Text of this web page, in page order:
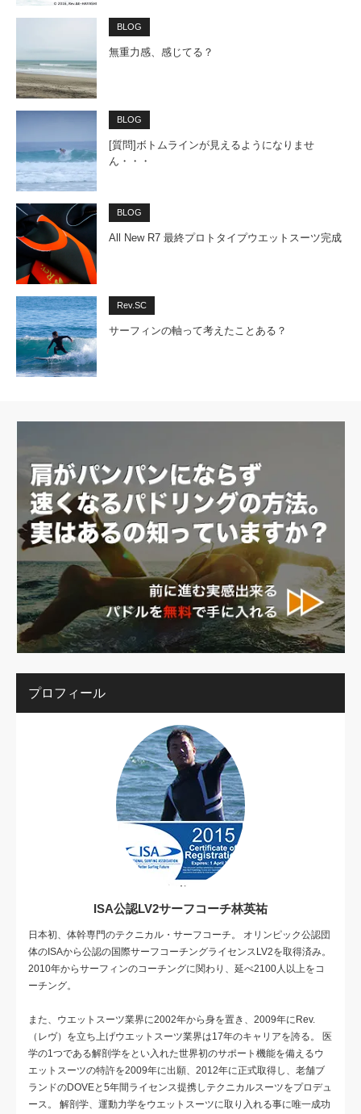
BLOG
無重力感、感じてる？
BLOG
[質問]ボトムラインが見えるようになりませ
ん・・・
BLOG
All New R7 最終プロトタイプウエットスーツ完成
Rev.SC
サーフィンの軸って考えたことある？
プロフィール
ISA公認LV2サーフコーチ林英祐
日本初、体幹専門のテクニカル・サーフコーチ。 オリンピック公認団
体のISAから公認の国際サーフコーチングライセンスLV2を取得済み。
2010年からサーフィンのコーチングに関わり、延べ2100人以上をコ
ーチング。
また、ウエットスーツ業界に2002年から身を置き、2009年にRev.
（レヴ）を立ち上げウエットスーツ業界は17年のキャリアを誇る。 医
学の1つである解剖学をとい入れた世界初のサポート機能を備えるウ
エットスーツの特許を2009年に出願、2012年に正式取得し、老舗ブ
ランドのDOVEと5年間ライセンス提携しテクニカルスーツをプロデュ
ース。 解剖学、運動力学をウエットスーツに取り入れる事に唯一成功